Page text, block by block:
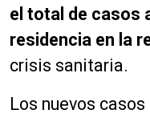
el total de casos
residencia en la
crisis sanitaria.
Los nuevos